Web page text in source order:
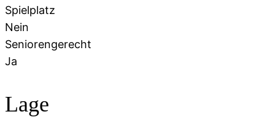
Spielplatz
Nein
Seniorengerecht
Ja
Lage